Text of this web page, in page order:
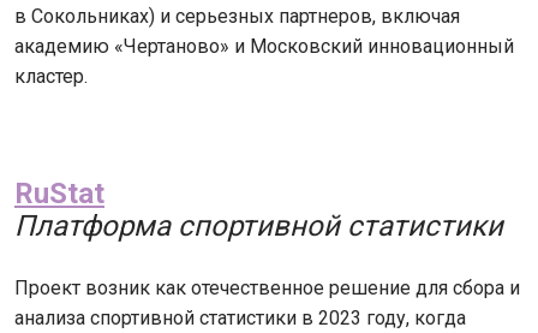
в Сокольниках) и серьезных партнеров, включая
академию «Чертаново» и Московский инновационный
кластер.
RuStat
Платформа спортивной статистики
Проект возник как отечественное решение для сбора и
анализа спортивной статистики в 2023 году, когда